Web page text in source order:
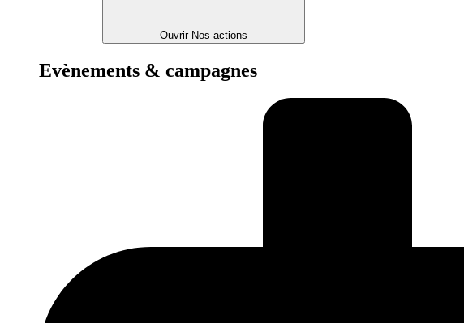
Ouvrir Nos actions
Evènements & campagnes